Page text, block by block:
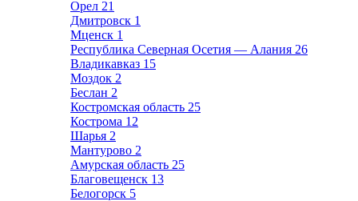
Орел 21
Дмитровск 1
Мценск 1
Республика Северная Осетия — Алания 26
Владикавказ 15
Моздок 2
Беслан 2
Костромская область 25
Кострома 12
Шарья 2
Мантурово 2
Амурская область 25
Благовещенск 13
Белогорск 5